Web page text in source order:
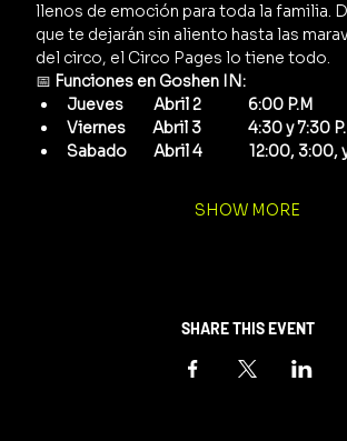
llenos de emoción para toda la familia.
que te dejarán sin aliento hasta las
del circo, el Circo Pages lo tiene todo.
📅 Funciones en Goshen IN:
Jueves         Abril 2              6:00 P.M
Viernes        Abril 3              4:30 y 7:30
Sabado        Abril 4              12:00, 3:00,
SHOW MORE
SHARE THIS EVENT